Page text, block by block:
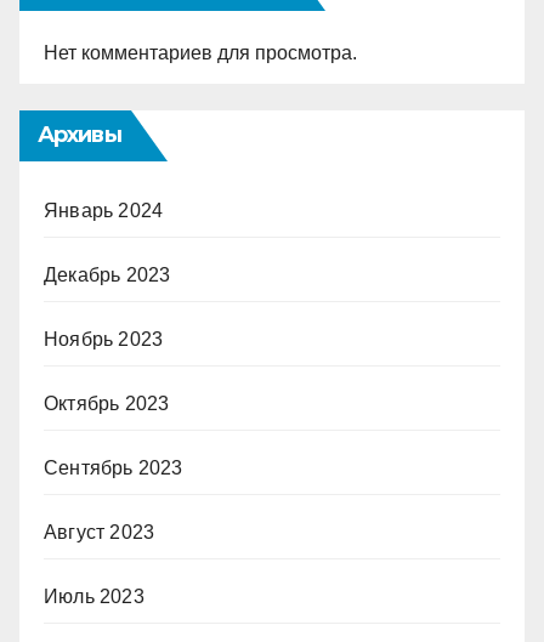
Нет комментариев для просмотра.
Архивы
Январь 2024
Декабрь 2023
Ноябрь 2023
Октябрь 2023
Сентябрь 2023
Август 2023
Июль 2023